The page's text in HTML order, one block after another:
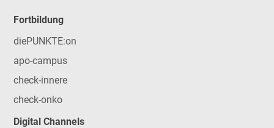
Fortbildung
diePUNKTE:on
apo-campus
check-innere
check-onko
Digital Channels